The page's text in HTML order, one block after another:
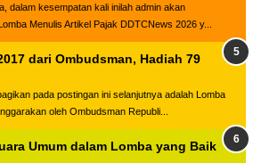
dalam kesempatan kali inilah admin akan
Menulis Artikel Pajak DDTCNews 2026 y...
dari Ombudsman, Hadiah 79
pada postingan ini selanjutnya adalah Lomba
oleh Ombudsman Republi...
Umum dalam Lomba yang Baik